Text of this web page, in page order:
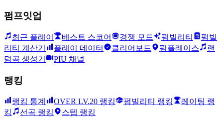
펌프잇업
최근 플레이 베스트 스코어 경쟁 모드 펌빌리티
펌빌
리티 계산기
플레이 데이터 클리어보드 펌플레이스
랜
덤곡 생성기
PIU 채널
랭킹
랭킹 통계 OVER LV.20 랭킹 펌빌리티 랭킹
레이팅 랭
킹
선곡 랭킹 스텝 랭킹